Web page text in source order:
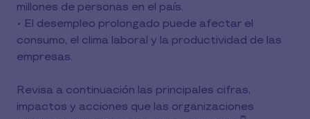
millones de personas en el país.
• El desempleo prolongado puede afectar el
consumo, el clima laboral y la productividad de las
empresas.
Revisa a continuación las principales cifras,
impactos y acciones que las organizaciones